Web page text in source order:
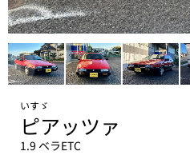
いすゞ
ピアッツァ
1.9 ベラETC